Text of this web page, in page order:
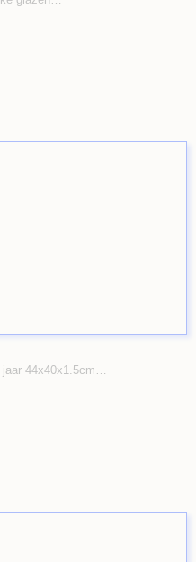
44x40x1.5cm…